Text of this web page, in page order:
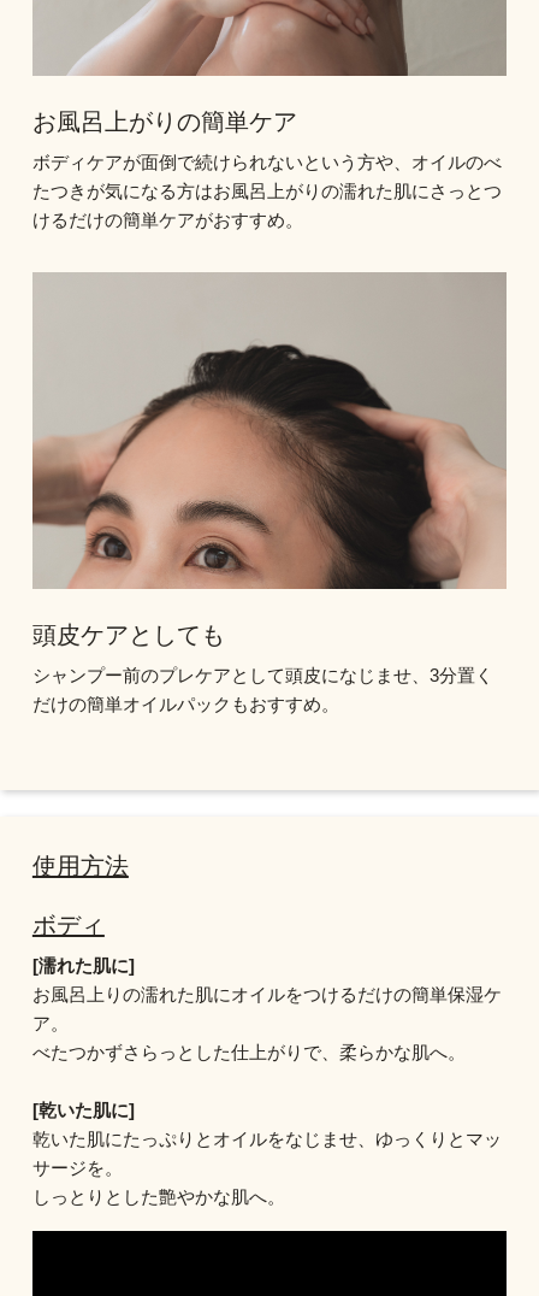
お風呂上がりの簡単ケア
ボディケアが面倒で続けられないという方や、オイルのべ
たつきが気になる方はお風呂上がりの濡れた肌にさっとつ
けるだけの簡単ケアがおすすめ。
頭皮ケアとしても
シャンプー前のプレケアとして頭皮になじませ、3分置く
だけの簡単オイルパックもおすすめ。
使用方法
ボディ
[濡れた肌に]
お風呂上りの濡れた肌にオイルをつけるだけの簡単保湿ケ
ア。
べたつかずさらっとした仕上がりで、柔らかな肌へ。
[乾いた肌に]
乾いた肌にたっぷりとオイルをなじませ、ゆっくりとマッ
サージを。
しっとりとした艶やかな肌へ。